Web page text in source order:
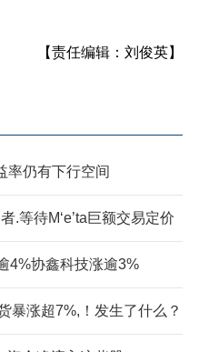
【责任编辑：刘俊英】
率仍有下行空间
.等待M‘e’ta巨额交易定价
4%协鑫科技涨逾3%
暴涨超7%,！发生了什么？